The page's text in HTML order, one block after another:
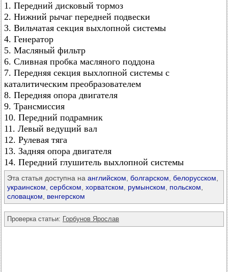
1. Передний дисковый тормоз
2. Нижний рычаг передней подвески
3. Вильчатая секция выхлопной системы
4. Генератор
5. Масляный фильтр
6. Сливная пробка масляного поддона
7. Передняя секция выхлопной системы с
каталитическим преобразователем
8. Передняя опора двигателя
9. Трансмиссия
10. Передний подрамник
11. Левый ведущий вал
12. Рулевая тяга
13. Задняя опора двигателя
14. Передний глушитель выхлопной системы
Эта статья доступна на английском, болгарском, белорусском,
украинском, сербском, хорватском, румынском, польском,
словацком, венгерском
Проверка статьи: Горбунов Ярослав